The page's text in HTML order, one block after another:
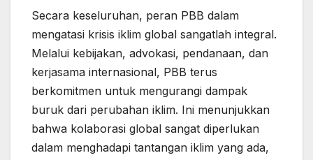
Secara keseluruhan, peran PBB dalam
mengatasi krisis iklim global sangatlah integral.
Melalui kebijakan, advokasi, pendanaan, dan
kerjasama internasional, PBB terus
berkomitmen untuk mengurangi dampak
buruk dari perubahan iklim. Ini menunjukkan
bahwa kolaborasi global sangat diperlukan
dalam menghadapi tantangan iklim yang ada,